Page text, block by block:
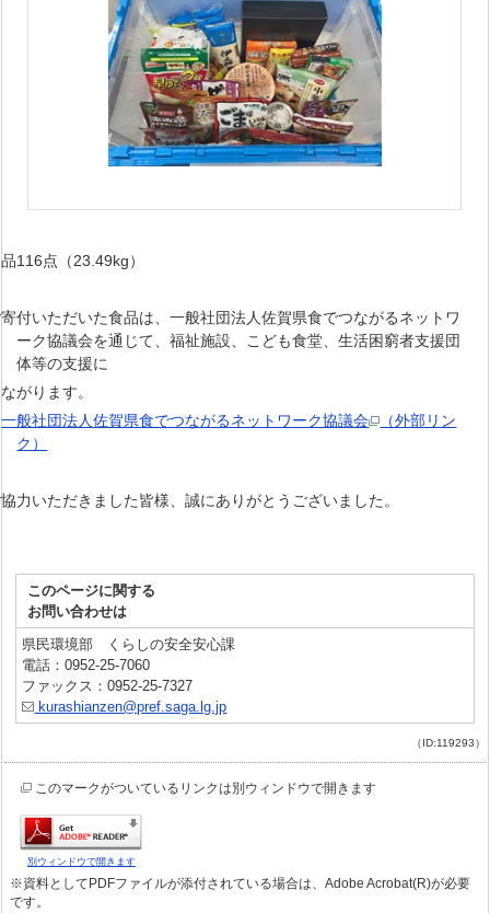
116点（23.49kg）
付いただいた食品は、一般社団法人佐賀県食でつながるネットワ
ーク協議会を通じて、福祉施設、こども食堂、生活困窮者支援団
体等の支援に
がります。
一般社団法人佐賀県食でつながるネットワーク協議会
（外部リン
ク）
力いただきました皆様、誠にありがとうございました。
このページに関する
お問い合わせは
県民環境部 くらしの安全安心課
電話：0952-25-7060
ファックス：0952-25-7327
kurashianzen@pref.saga.lg.jp
（ID:119293）
このマークがついているリンクは別ウィンドウで開きます
別ウィンドウで開きます
※資料としてPDFファイルが添付されている場合は、Adobe Acrobat(R)が必要
です。